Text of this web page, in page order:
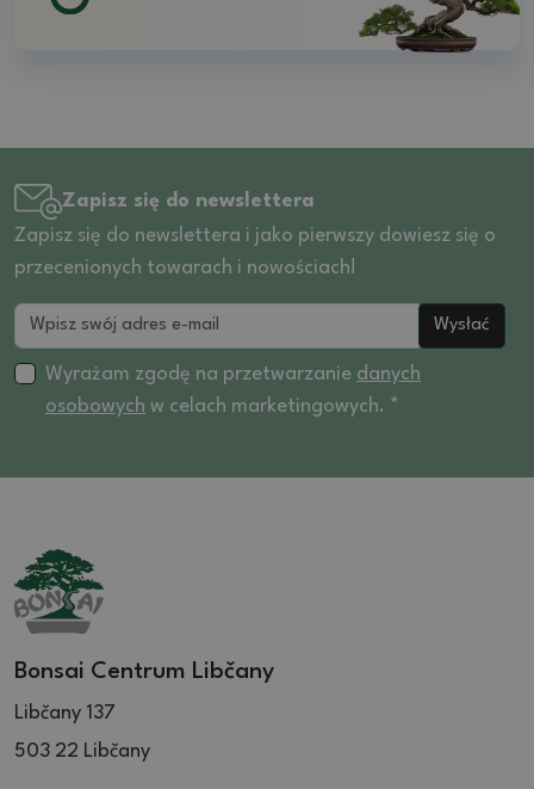
Zapisz się do newslettera
Zapisz się do newslettera i jako pierwszy dowiesz się o
przecenionych towarach i nowościach!
Wysłać
Wyrażam zgodę na przetwarzanie danych
osobowych w celach marketingowych. *
Bonsai Centrum Libčany
Libčany 137
503 22 Libčany